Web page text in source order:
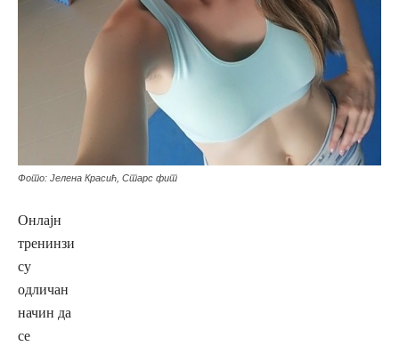
Фото: Јелена Красић, Старс фит
Онлајн
тренинзи
су
одличан
начин да
се